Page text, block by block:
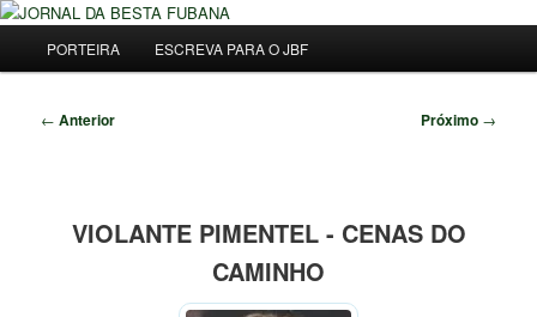
Pular
principal
JORNAL DA BESTA FUBANA
Uma Gazeta Escrota
principal
PORTEIRA ESCREVA PARA O JBF
Navegação
← Anterior Próximo →
VIOLANTE PIMENTEL - CENAS DO
CAMINHO